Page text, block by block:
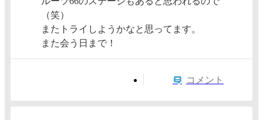
（笑）
またトライしようかなと思ってます。
また会う日まで！
コメント